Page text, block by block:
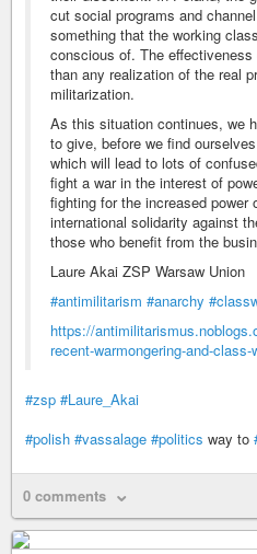
cut social programs and
something that the working
conscious of. The
than any realization of the real
militarization.
As this situation continues, we
to give, before we find
which will lead to lots of
fight a war in the interest of
fighting for the increased
international solidarity against
those who benefit from the
Laure Akai ZSP Warsaw Union
#antimilitarism #anarchy
https://
recent-warmongering-and-class-
#zsp #Laure_Akai
#polish #vassalage #politics way to
0 comments